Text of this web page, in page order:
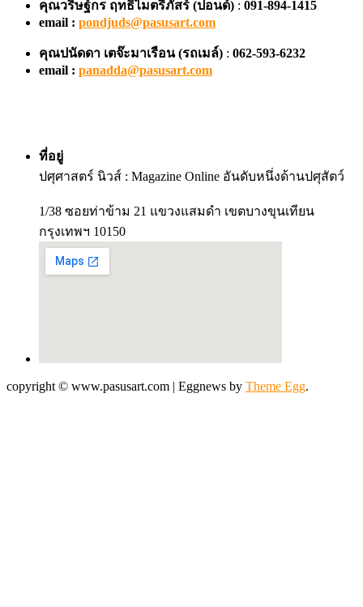
คุณวริษฐ์กร ฤทธิไมตรีภัสร์ (ปอนด์) : 091-894-1415
email : pondjuds@pasusart.com
คุณปนัดดา เตจ๊ะมาเรือน (รถเมล์) : 062-593-6232
email : panadda@pasusart.com
ที่อยู่
ปศุศาสตร์ นิวส์ : Magazine Online อันดับหนึ่งด้านปศุสัตว์
1/38 ซอยท่าข้าม 21 แขวงแสมดำ เขตบางขุนเทียน
กรุงเทพฯ 10150
copyright © www.pasusart.com | Eggnews by Theme Egg.